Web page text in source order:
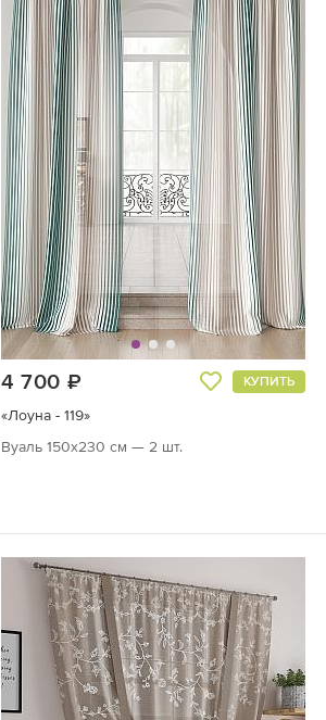
4 700 КУПИТЬ
«Лоуна - 119»
Вуаль 150х230 см — 2 шт.